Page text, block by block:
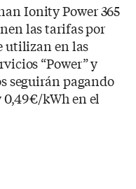
Ionity Power 365
las tarifas por
utilizan en las
“Power” y
seguirán pagando
€/kWh en el